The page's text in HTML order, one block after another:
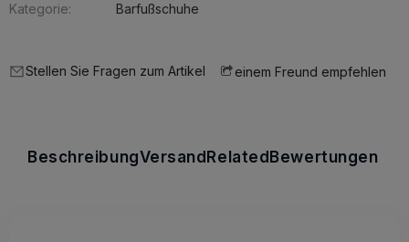
Kategorie:
Barfußschuhe
Stellen Sie Fragen zum Artikel einem Freund empfehlen
BeschreibungVersand Related Bewertungen